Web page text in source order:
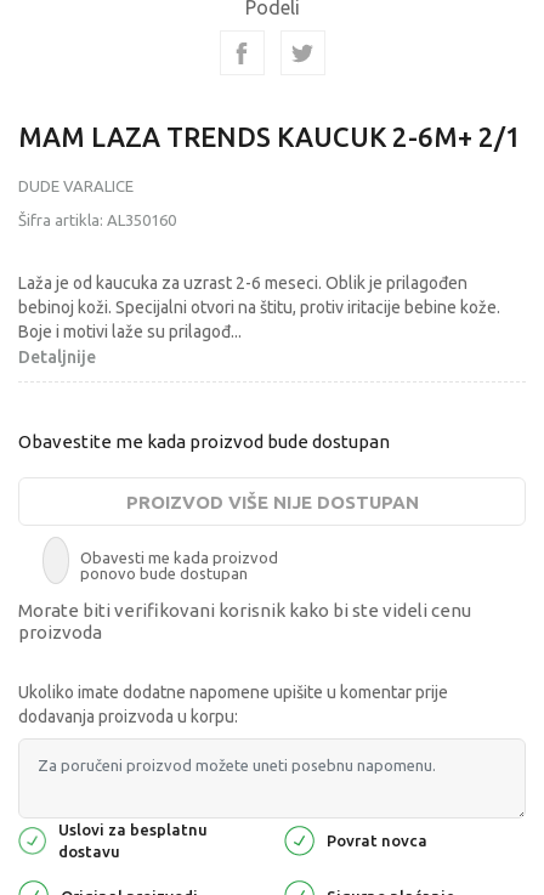
Podeli
MAM LAZA TRENDS KAUCUK 2-6M+ 2/1
DUDE VARALICE
Šifra artikla: AL350160
Laža je od kaucuka za uzrast 2-6 meseci. Oblik je prilagođen
bebinoj koži. Specijalni otvori na štitu, protiv iritacije bebine kože.
Boje i motivi laže su prilagođ...
Detaljnije
Obavestite me kada proizvod bude dostupan
PROIZVOD VIŠE NIJE DOSTUPAN
Obavesti me kada proizvod
ponovo bude dostupan
Morate biti verifikovani korisnik kako bi ste videli cenu
proizvoda
Ukoliko imate dodatne napomene upišite u komentar prije
dodavanja proizvoda u korpu:
Uslovi za besplatnu
dostavu
Povrat novca